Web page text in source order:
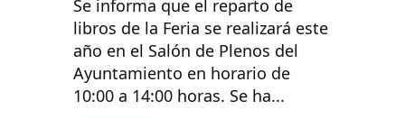
Se informa que el reparto de
libros de la Feria se realizará este
año en el Salón de Plenos del
Ayuntamiento en horario de
10:00 a 14:00 horas. Se ha...